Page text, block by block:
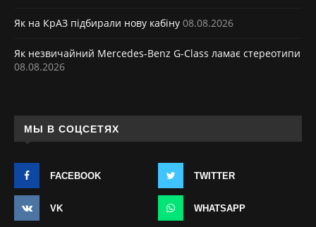
Як на КрАЗ підбирали нову кабіну 08.08.2026
Як незвичайний Mercedes-Benz G-Class ламає стереотипи
08.08.2026
МЫ В СОЦСЕТЯХ
FACEBOOK TWITTER
VK WHATSAPP